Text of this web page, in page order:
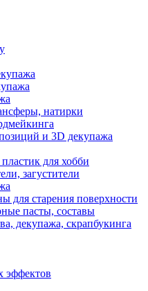
натирки
и 3D декупажа
для хобби
загустители
для старения поверхности
пасты, составы
декупажа, скрапбукинга
эффектов